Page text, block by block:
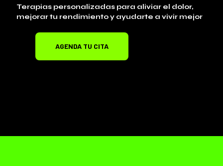
Terapias personalizadas para aliviar el dolor,
mejorar tu rendimiento y ayudarte a vivir mejor
AGENDA TU CITA